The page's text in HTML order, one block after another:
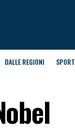
DALLE REGIONI SPORT